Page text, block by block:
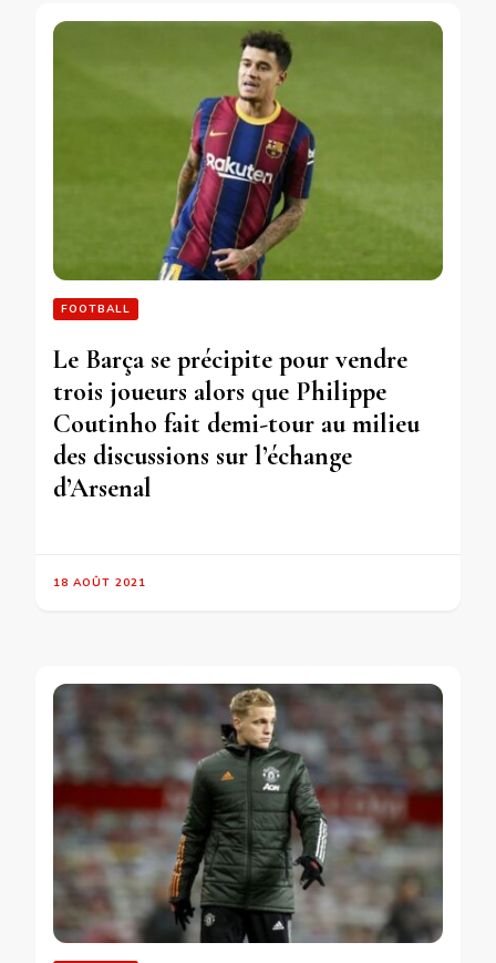
FOOTBALL
Le Barça se précipite pour vendre
trois joueurs alors que Philippe
Coutinho fait demi-tour au milieu
des discussions sur l’échange
d’Arsenal
18 AOÛT 2021